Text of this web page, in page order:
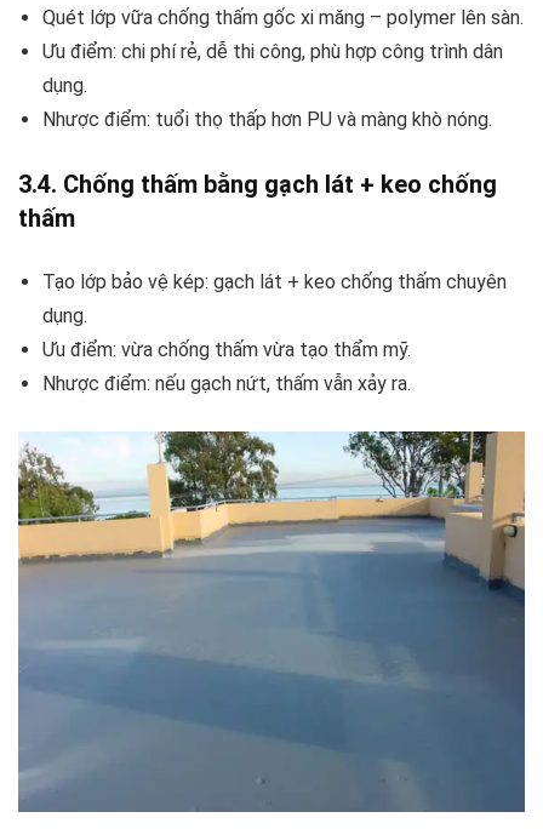
Quét lớp vữa chống thấm gốc xi măng – polymer lên sàn.
Ưu điểm: chi phí rẻ, dễ thi công, phù hợp công trình dân
dụng.
Nhược điểm: tuổi thọ thấp hơn PU và màng khò nóng.
3.4. Chống thấm bằng gạch lát + keo chống
thấm
Tạo lớp bảo vệ kép: gạch lát + keo chống thấm chuyên
dụng.
Ưu điểm: vừa chống thấm vừa tạo thẩm mỹ.
Nhược điểm: nếu gạch nứt, thấm vẫn xảy ra.